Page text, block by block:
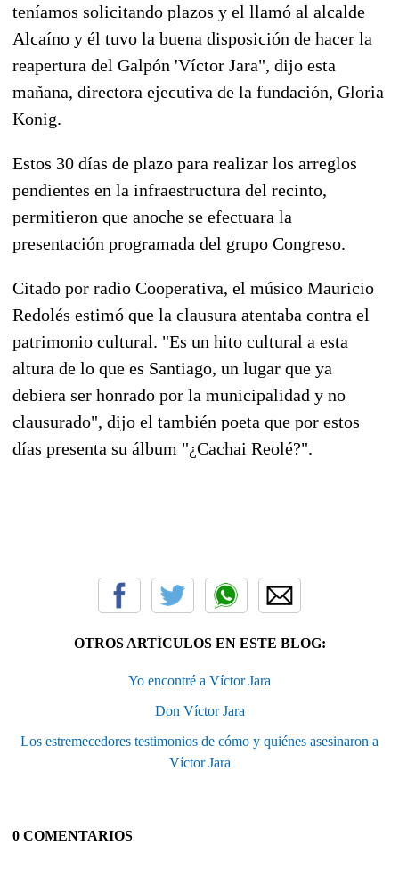
teníamos solicitando plazos y el llamó al alcalde
Alcaíno y él tuvo la buena disposición de hacer la
reapertura del Galpón 'Víctor Jara", dijo esta
mañana, directora ejecutiva de la fundación, Gloria
Konig.
Estos 30 días de plazo para realizar los arreglos
pendientes en la infraestructura del recinto,
permitieron que anoche se efectuara la
presentación programada del grupo Congreso.
Citado por radio Cooperativa, el músico Mauricio
Redolés estimó que la clausura atentaba contra el
patrimonio cultural. "Es un hito cultural a esta
altura de lo que es Santiago, un lugar que ya
debiera ser honrado por la municipalidad y no
clausurado", dijo el también poeta que por estos
días presenta su álbum "¿Cachai Reolé?".
OTROS ARTÍCULOS EN ESTE BLOG:
Yo encontré a Víctor Jara
Don Víctor Jara
Los estremecedores testimonios de cómo y quiénes asesinaron a
Víctor Jara
0 COMENTARIOS